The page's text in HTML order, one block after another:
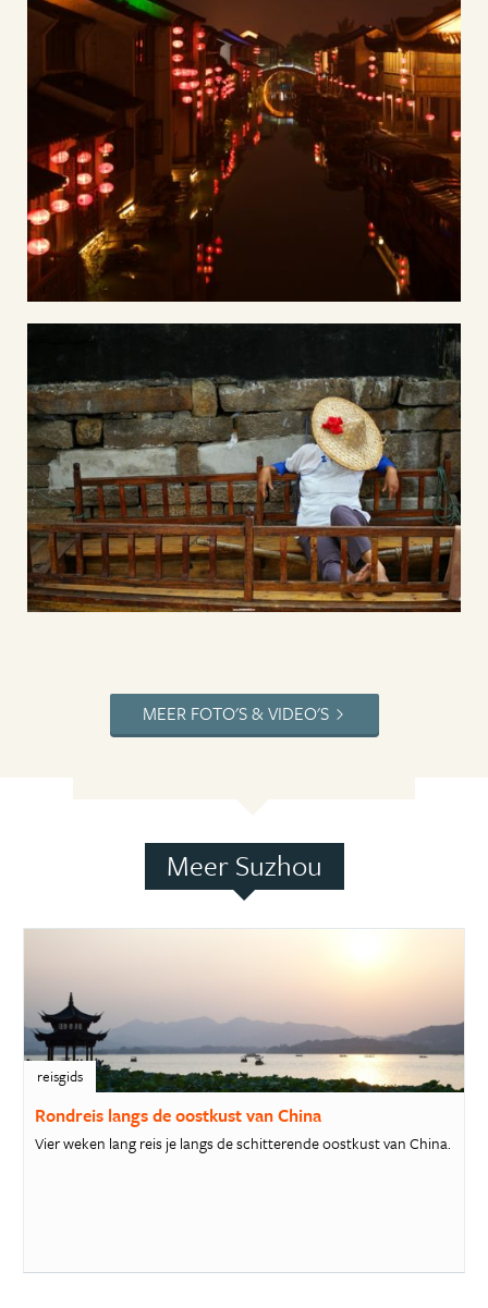
MEER FOTO'S & VIDEO'S
Meer Suzhou
reisgids
Rondreis langs de oostkust van China
Vier weken lang reis je langs de schitterende oostkust van China.